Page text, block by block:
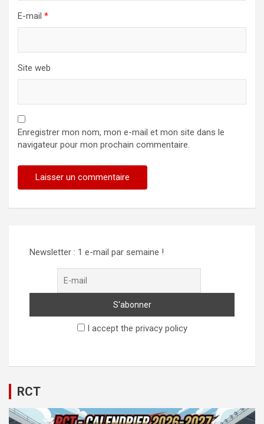
E-mail *
Site web
Enregistrer mon nom, mon e-mail et mon site dans le
navigateur pour mon prochain commentaire.
Newsletter : 1 e-mail par semaine !
I accept the privacy policy
RCT